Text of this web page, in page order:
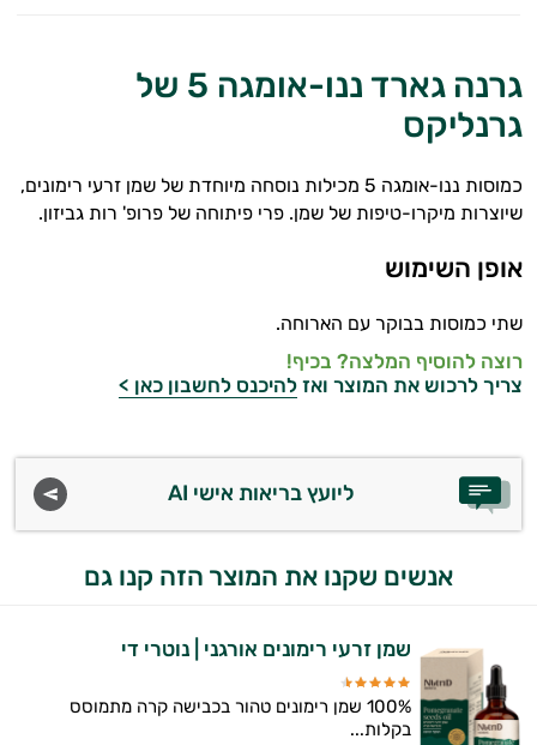
גרנה גארד ננו-אומגה 5 של
גרנליקס
כמוסות ננו-אומגה 5 מכילות נוסחה מיוחדת של שמן זרעי רימונים,
שיוצרות מיקרו-טיפות של שמן. פרי פיתוחה של פרופ' רות גביזון.
אופן השימוש
שתי כמוסות בבוקר עם הארוחה.
רוצה להוסיף המלצה? בכיף!
צריך לרכוש את המוצר ואז להיכנס לחשבון כאן >
ליועץ בריאות אישי AI
אנשים שקנו את המוצר הזה קנו גם
שמן זרעי רימונים אורגני | נוטרי די
100% שמן רימונים טהור בכבישה קרה מתמוסס
בקלות...